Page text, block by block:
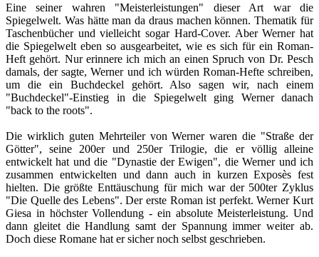
Eine seiner wahren "Meisterleistungen" dieser Art war die
Spiegelwelt. Was hätte man da draus machen können. Thematik für
Taschenbücher und vielleicht sogar Hard-Cover. Aber Werner hat
die Spiegelwelt eben so ausgearbeitet, wie es sich für ein Roman-
Heft gehört. Nur erinnere ich mich an einen Spruch von Dr. Pesch
damals, der sagte, Werner und ich würden Roman-Hefte schreiben,
um die ein Buchdeckel gehört. Also sagen wir, nach einem
"Buchdeckel"-Einstieg in die Spiegelwelt ging Werner danach
"back to the roots".
Die wirklich guten Mehrteiler von Werner waren die "Straße der
Götter", seine 200er und 250er Trilogie, die er völlig alleine
entwickelt hat und die "Dynastie der Ewigen", die Werner und ich
zusammen entwickelten und dann auch in kurzen Exposès fest
hielten. Die größte Enttäuschung für mich war der 500ter Zyklus
"Die Quelle des Lebens". Der erste Roman ist perfekt. Werner Kurt
Giesa in höchster Vollendung - ein absolute Meisterleistung. Und
dann gleitet die Handlung samt der Spannung immer weiter ab.
Doch diese Romane hat er sicher noch selbst geschrieben.